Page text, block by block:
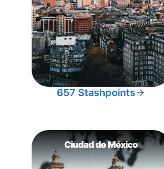
657 Stashpoints
Ciudad de México